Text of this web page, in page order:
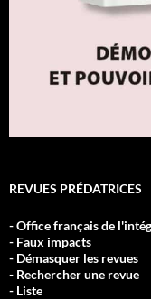
REVUES PRÉDATRICES
- Office français de
- Faux impacts
- Démasquer les revues
- Rechercher une revue
- Liste